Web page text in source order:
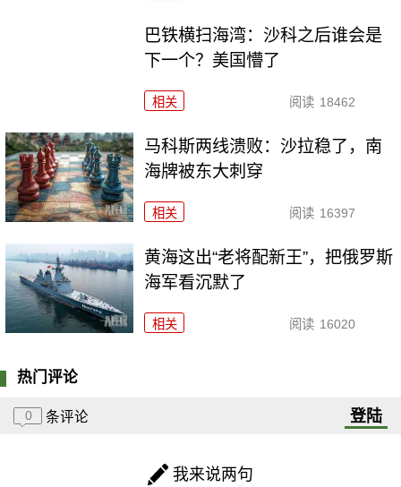
巴铁横扫海湾：沙科之后谁会是
下一个？美国懵了
相关 阅读 18462
马科斯两线溃败：沙拉稳了，南
海牌被东大刺穿
相关 阅读 16397
黄海这出“老将配新王”，把俄罗斯
海军看沉默了
相关 阅读 16020
热门评论
0 条评论 登陆
我来说两句